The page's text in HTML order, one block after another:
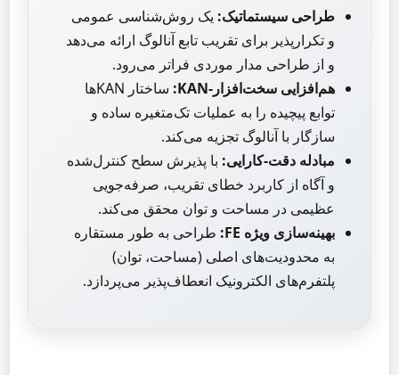
طراحی سیستماتیک: یک روش‌شناسی عمومی
و تکرارپذیر برای تقریب تابع آنالوگ ارائه می‌دهد
و از طراحی مدار موردی فراتر می‌رود.
هم‌افزایی سخت‌افزار-KAN:
ساختار KANها
توابع پیچیده را به عملیات تک‌متغیره ساده و
سازگار با آنالوگ تجزیه می‌کند.
مبادله دقت-کارایی: با پذیرش سطح کنترل‌شده
و آگاه از کاربرد خطای تقریب، صرفه‌جویی
عظیمی در مساحت و توان محقق می‌کند.
بهینه‌سازی ویژه FE:
طراحی به طور مستقاره
به محدودیت‌های اصلی (مساحت، توان)
پلتفرم‌های الکترونیک انعطاف‌پذیر می‌پردازد.